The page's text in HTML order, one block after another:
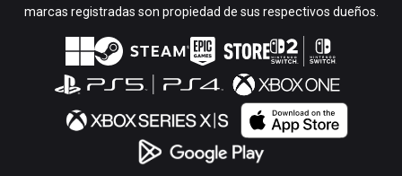
marcas registradas son propiedad de sus respectivos dueños.